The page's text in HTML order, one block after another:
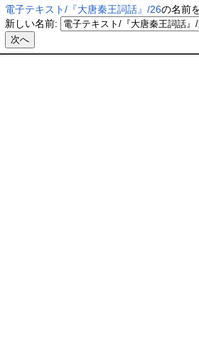
電子テキスト/『大唐秦王詞話』/26の名前
新しい名前: